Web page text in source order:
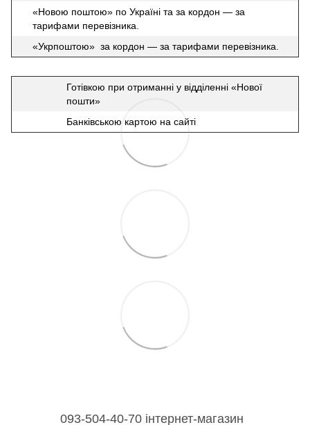
«Новою поштою» по Україні та за кордон — за
тарифами перевізника.
«Укрпоштою» за кордон — за тарифами перевізника.
Готівкою при отриманні у відділенні «Нової
пошти»
Банківською картою на сайті
093-504-40-70 інтернет-магазин